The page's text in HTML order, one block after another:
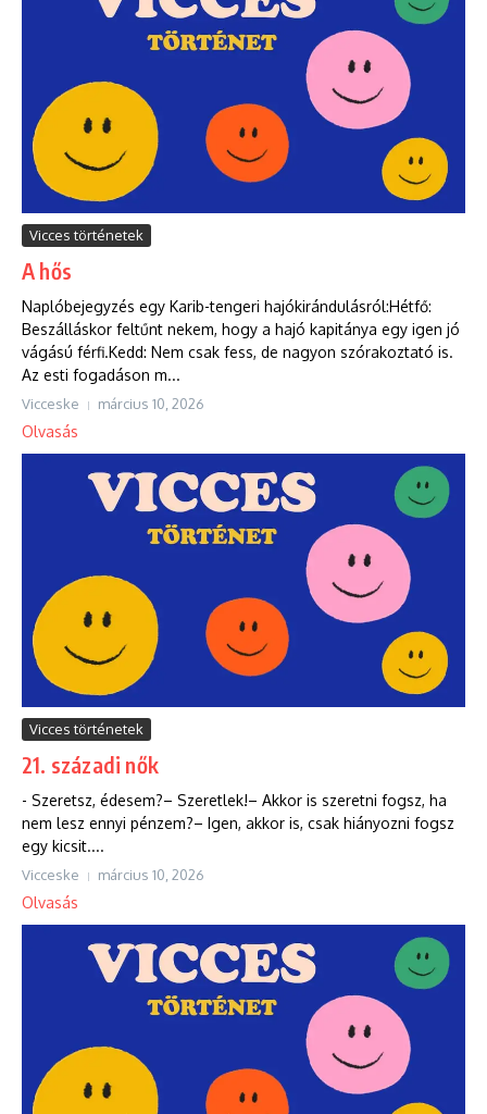
Vicces történetek
A hős
Naplóbejegyzés egy Karib-tengeri hajókirándulásról:Hétfő:
Beszálláskor feltűnt nekem, hogy a hajó kapitánya egy igen jó
vágású férfi.Kedd: Nem csak fess, de nagyon szórakoztató is.
Az esti fogadáson m...
Vicceske március 10, 2026
Olvasás
Vicces történetek
21. századi nők
‎- Szeretsz, édesem?– Szeretlek!– Akkor is szeretni fogsz, ha
nem lesz ennyi pénzem?– Igen, akkor is, csak hiányozni fogsz
egy kicsit....
Vicceske március 10, 2026
Olvasás